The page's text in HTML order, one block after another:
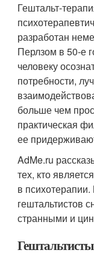
Гештальт-
разработан
Перлзом в 50-е
человеку
потребности,
больше чем
практическая
ее
AdMe.ru
тех, кто
в
гештальтистов
странными и
Гештальтисты